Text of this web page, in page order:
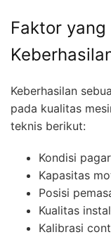
Faktor
Keberhasilan
pada kualitas
teknis berikut:
Kondisi
Kapasitas
Posisi
Kualitas
Kalibrasi